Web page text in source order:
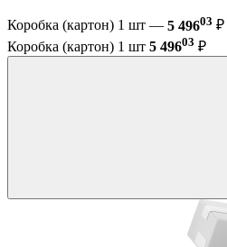
Коробка (картон) 1 шт — 5 49603 ₽
Коробка (картон) 1 шт 5 49603 ₽